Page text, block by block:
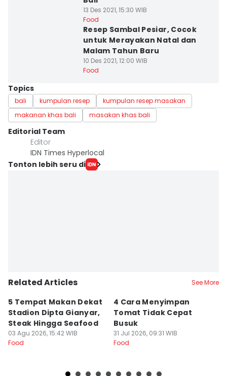
13 Des 2021, 15:30 WIB
Food
Resep Sambal Pesiar, Cocok
untuk Merayakan Natal dan
Malam Tahun Baru
10 Des 2021, 12:00 WIB
Food
Topics
bali kumpulan resep
kumpulan resep masakan
makanan khas bali
masakan khas bali
Editorial Team
Editor
IDN Times Hyperlocal
Tonton lebih seru di
Related Articles See More
5 Tempat Makan Dekat
Stadion Dipta Gianyar,
Steak Hingga Seafood
03 Agu 2026, 15:42 WIB
Food
4 Cara Menyimpan
Tomat Tidak Cepat
Busuk
31 Jul 2026, 09:31 WIB
Food